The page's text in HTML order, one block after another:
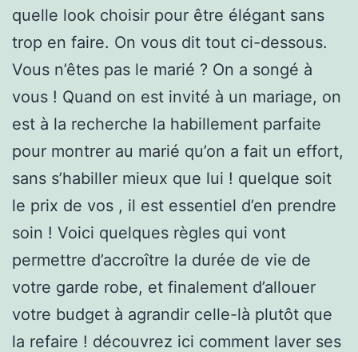
quelle look choisir pour être élégant sans
trop en faire. On vous dit tout ci-dessous.
Vous n’êtes pas le marié ? On a songé à
vous ! Quand on est invité à un mariage, on
est à la recherche la habillement parfaite
pour montrer au marié qu’on a fait un effort,
sans s’habiller mieux que lui ! quelque soit
le prix de vos , il est essentiel d’en prendre
soin ! Voici quelques règles qui vont
permettre d’accroître la durée de vie de
votre garde robe, et finalement d’allouer
votre budget à agrandir celle-là plutôt que
la refaire ! découvrez ici comment laver ses